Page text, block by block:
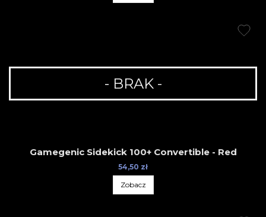
- BRAK -
Gamegenic Sidekick 100+ Convertible - Red
54,50 zł
Zobacz